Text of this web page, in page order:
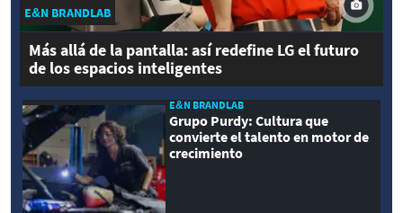
E&N BRANDLAB
Más allá de la pantalla: así redefine LG el futuro
de los espacios inteligentes
E&N BRANDLAB
Grupo Purdy: Cultura que
convierte el talento en motor de
crecimiento